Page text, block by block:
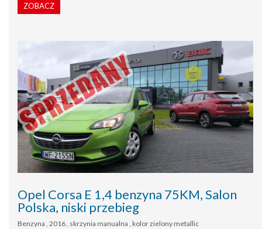
ZOBACZ
Opel Corsa E 1,4 benzyna 75KM, Salon
Polska, niski przebieg
Benzyna , 2016 , skrzynia manualna , kolor zielony metallic